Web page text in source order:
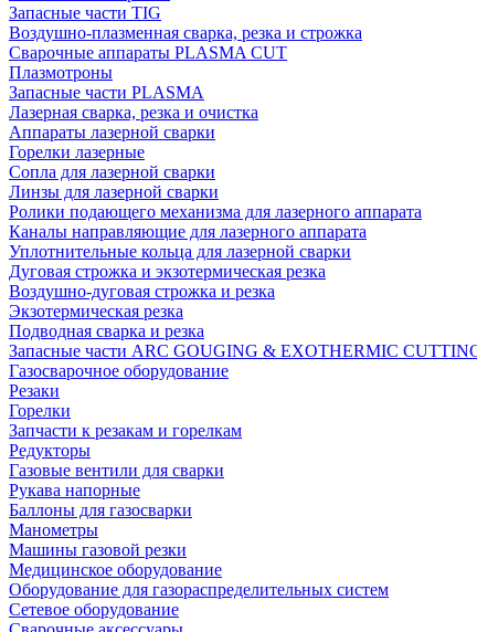
Запасные части TIG
Воздушно-плазменная сварка, резка и строжка
Сварочные аппараты PLASMA CUT
Плазмотроны
Запасные части PLASMA
Лазерная сварка, резка и очистка
Аппараты лазерной сварки
Горелки лазерные
Сопла для лазерной сварки
Линзы для лазерной сварки
Ролики подающего механизма для лазерного аппарата
Каналы направляющие для лазерного аппарата
Уплотнительные кольца для лазерной сварки
Дуговая строжка и экзотермическая резка
Воздушно-дуговая строжка и резка
Экзотермическая резка
Подводная сварка и резка
Запасные части ARC GOUGING & EXOTHERMIC
Газосварочное оборудование
Резаки
Горелки
Запчасти к резакам и горелкам
Редукторы
Газовые вентили для сварки
Рукава напорные
Баллоны для газосварки
Манометры
Машины газовой резки
Медицинское оборудование
Оборудование для газораспределительных систем
Сетевое оборудование